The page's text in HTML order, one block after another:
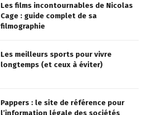
Les films incontournables de Nicolas
Cage : guide complet de sa
filmographie
Les meilleurs sports pour vivre
longtemps (et ceux à éviter)
Pappers : le site de référence pour
l’information légale des sociétés